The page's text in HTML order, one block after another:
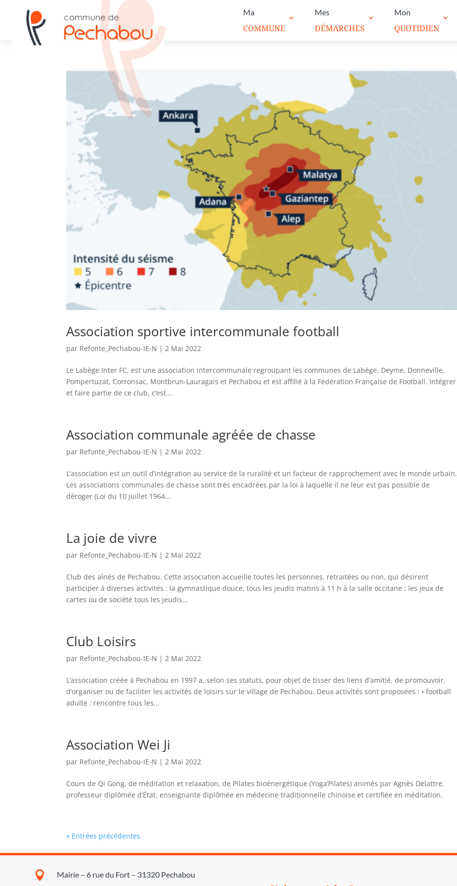
Ma
COMMUNE
Mes
DÉMARCHES
Mon
QUOTIDIEN
Association sportive intercommunale football
par Refonte_Pechabou-IE-N |2 Mai 2022
Le Labège Inter FC, est une association intercommunale regroupant les communes de Labège, Deyme, Donneville,
Pompertuzat, Corronsac, Montbrun-Lauragais et Pechabou et est affilié à la Fédération Française de Football. Intégrer
et faire partie de ce club, c’est...
Association communale agréée de chasse
par Refonte_Pechabou-IE-N |2 Mai 2022
L’association est un outil d’intégration au service de la ruralité et un facteur de rapprochement avec le monde urbain.
Les associations communales de chasse sont très encadrées par la loi à laquelle il ne leur est pas possible de
déroger (Loi du 10 juillet 1964...
La joie de vivre
par Refonte_Pechabou-IE-N |2 Mai 2022
Club des aînés de Pechabou. Cette association accueille toutes les personnes, retraitées ou non, qui désirent
participer à diverses activités : la gymnastique douce, tous les jeudis matins à 11 h à la salle occitane ; les jeux de
cartes ou de société tous les jeudis...
Club Loisirs
par Refonte_Pechabou-IE-N |2 Mai 2022
L’association créée à Pechabou en 1997 a, selon ses statuts, pour objet de tisser des liens d’amitié, de promouvoir,
d’organiser ou de faciliter les activités de loisirs sur le village de Pechabou. Deux activités sont proposées : • football
adulte : rencontre tous les...
Association Wei Ji
par Refonte_Pechabou-IE-N |2 Mai 2022
Cours de Qi Gong, de méditation et relaxation, de Pilates bioénergétique (Yoga’Pilates) animés par Agnès Delattre,
professeur diplômée d’État, enseignante diplômée en médecine traditionnelle chinoise et certifiée en méditation.
« Entrées précédentes
 Mairie – 6 rue du Fort – 31320 Pechabou